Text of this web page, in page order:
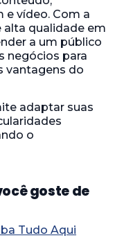
e vídeo. Com a
alta qualidade em
a um público
negócios para
vantagens do
adaptar suas
o
goste de
Tudo Aqui